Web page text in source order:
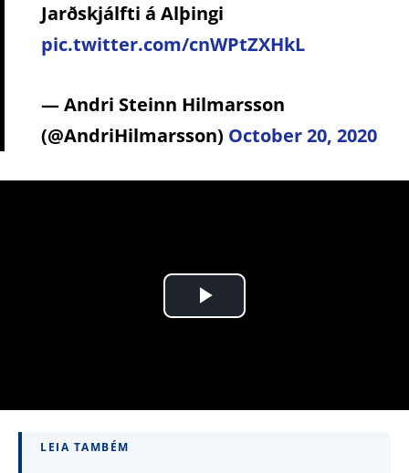
Jarðskjálfti á Alþingi
pic.twitter.com/cnWPtZXHkL
— Andri Steinn Hilmarsson
(@AndriHilmarsson) October 20, 2020
LEIA TAMBÉM